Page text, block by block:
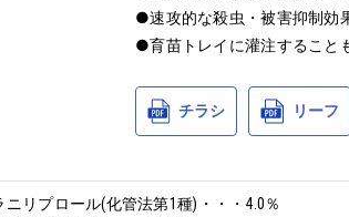
●速攻的な殺虫・被害抑制効
●育苗トレイに灌注すること
チラシ リーフ
ニリプロール(化管法第1種)・・・4.0％